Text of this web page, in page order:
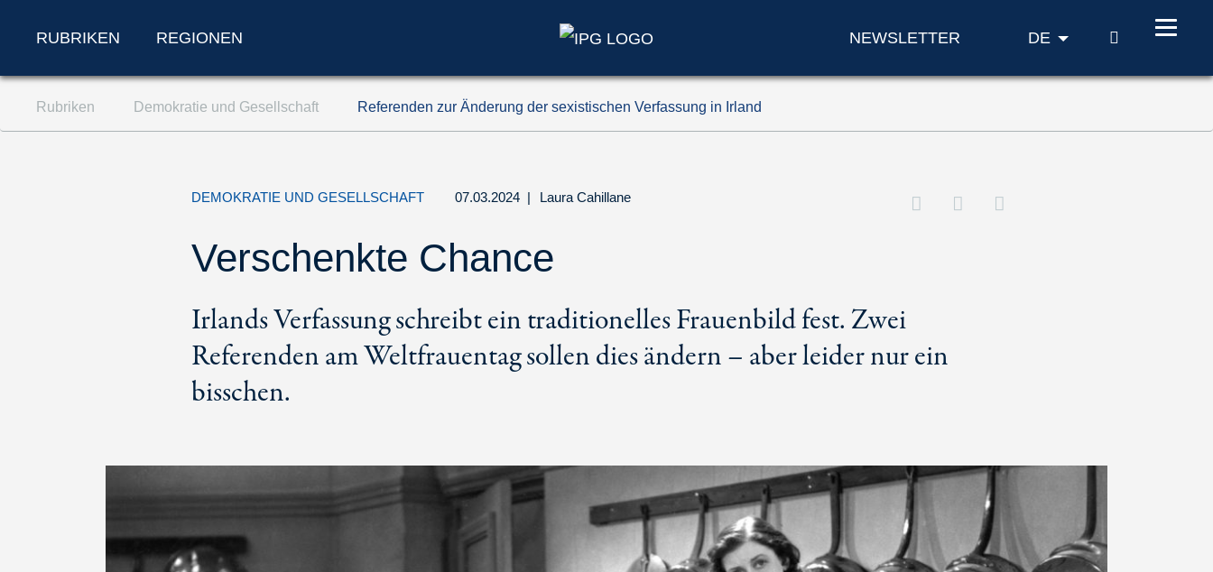
Zum Inhalt springen (Accesskey '1')
Zur Suche springen (Accesskey '2')
RUBRIKEN REGIONEN NEWSLETTER DE SUCHE
Rubriken Demokratie und Gesellschaft Referenden zur Änderung der sexistischen Verfassung in Irland
DEMOKRATIE UND GESELLSCHAFT 07.03.2024 | Laura Cahillane
Verschenkte Chance
Irlands Verfassung schreibt ein traditionelles Frauenbild fest. Zwei
Referenden am Weltfrauentag sollen dies ändern – aber leider nur ein
bisschen.